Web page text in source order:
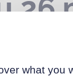
26
what you